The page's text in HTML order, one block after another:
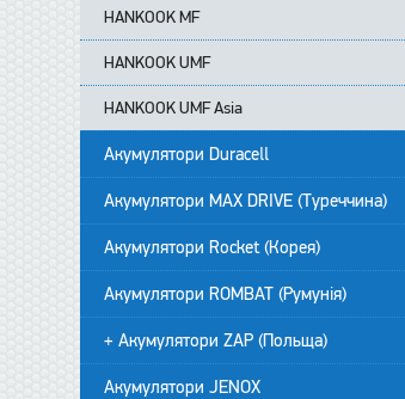
HANKOOK MF
HANKOOK UMF
HANKOOK UMF Asia
Акумулятори Duracell
Акумулятори MAX DRIVE (Туреччина)
Акумулятори Rocket (Корея)
Акумулятори ROMBAT (Румунія)
+ Акумулятори ZAP (Польща)
Акумулятори JENOX